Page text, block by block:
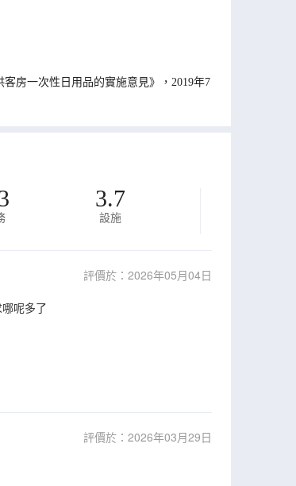
房一次性日用品的實施意見》，2019年7
3.7
設施
評價於：2026年05月04日
呢多了
評價於：2026年03月29日